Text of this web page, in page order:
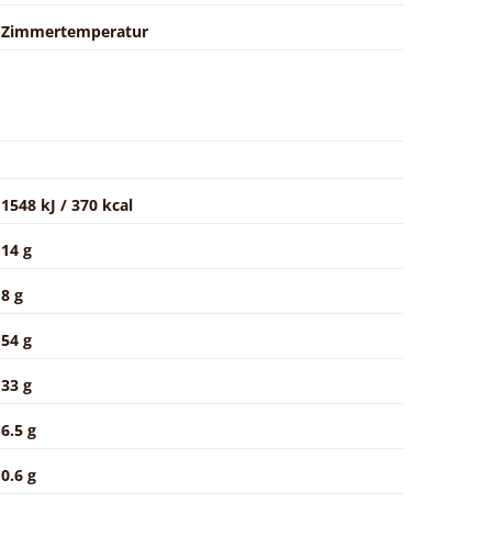
Zimmertemperatur
1548 kJ / 370 kcal
14 g
8 g
54 g
33 g
6.5 g
0.6 g